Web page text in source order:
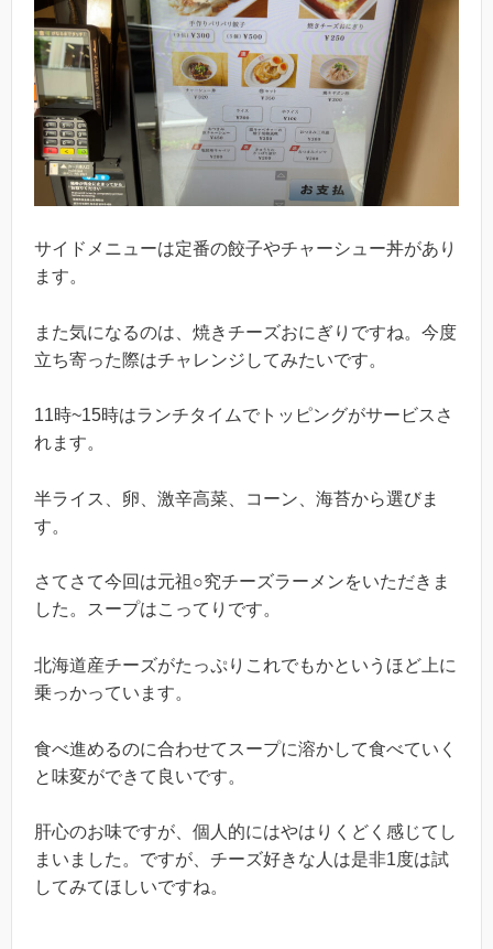
サイドメニューは定番の餃子やチャーシュー丼があり
ます。
また気になるのは、焼きチーズおにぎりですね。今度
立ち寄った際はチャレンジしてみたいです。
11時~15時はランチタイムでトッピングがサービスさ
れます。
半ライス、卵、激辛高菜、コーン、海苔から選びま
す。
さてさて今回は元祖○究チーズラーメンをいただきま
した。スープはこってりです。
北海道産チーズがたっぷりこれでもかというほど上に
乗っかっています。
食べ進めるのに合わせてスープに溶かして食べていく
と味変ができて良いです。
肝心のお味ですが、個人的にはやはりくどく感じてし
まいました。ですが、チーズ好きな人は是非1度は試
してみてほしいですね。